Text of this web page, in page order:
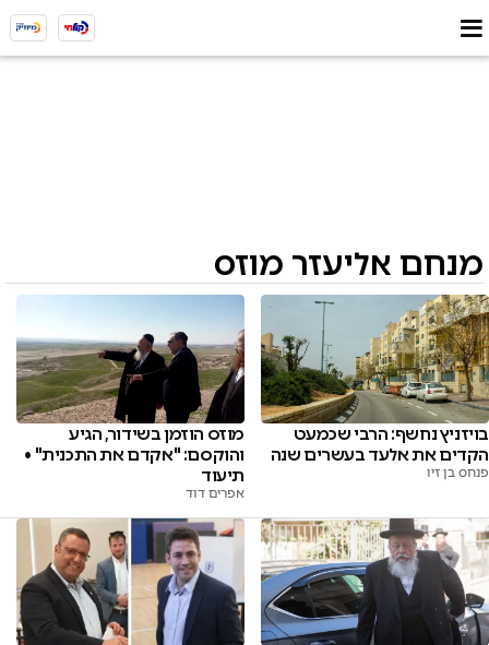
מנחם אליעזר מוזס
בויזניץ נחשף: הרבי שכמעט
הקדים את אלעד בעשרים שנה
פנחס בן זיו
מוזס הוזמן בשידור, הגיע
והוקסם: "אקדם את התכנית" •
תיעוד
אפרים דוד